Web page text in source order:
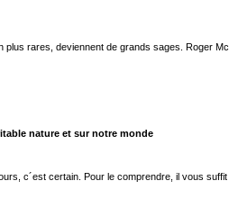
rares, deviennent de grands sages. Roger
nature et sur notre monde
c´est certain. Pour le comprendre, il vous